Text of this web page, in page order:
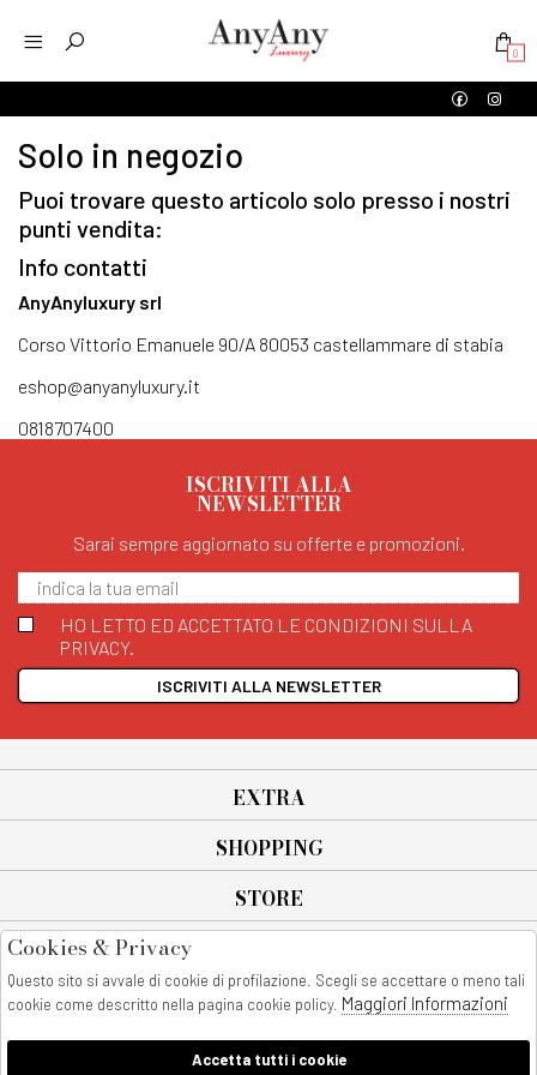
0
Solo in negozio
Puoi trovare questo articolo solo presso i nostri
punti vendita:
Info contatti
AnyAnyluxury srl
Corso Vittorio Emanuele 90/A 80053 castellammare di stabia
eshop@anyanyluxury.it
0818707400
ISCRIVITI ALLA
NEWSLETTER
Sarai sempre aggiornato su offerte e promozioni.
HO LETTO ED ACCETTATO LE CONDIZIONI SULLA
PRIVACY.
ISCRIVITI ALLA NEWSLETTER
EXTRA
SHOPPING
STORE
All rights reserved - © Copyright 2026
AnyAnyluxury srl - Sede Legale: Corso Vittorio Emanuele 90/A - 80053
castellammare di stabia - Italia
Cookies & Privacy
Questo sito si avvale di cookie di profilazione. Scegli se accettare o meno tali
cookie come descritto nella pagina cookie policy. Maggiori Informazioni
Accetta tutti i cookie